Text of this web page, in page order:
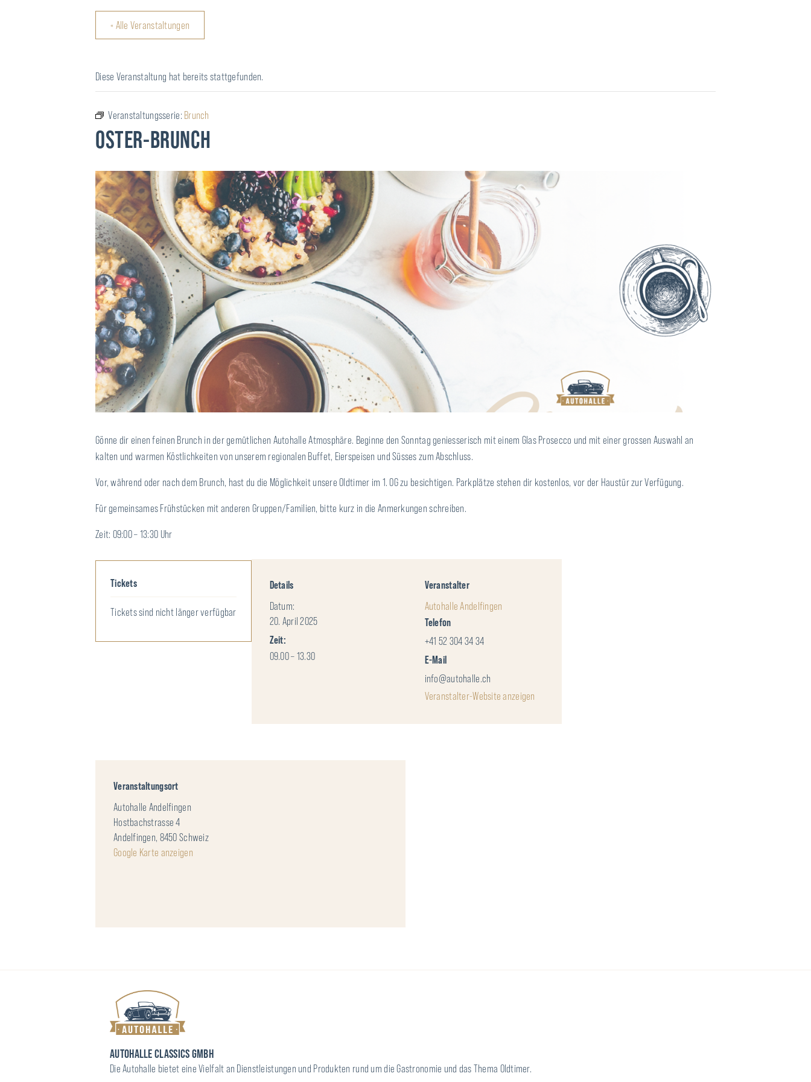
« Alle Veranstaltungen
Diese Veranstaltung hat bereits stattgefunden.
Veranstaltungsserie: Brunch
OSTER-BRUNCH
Gönne dir einen feinen Brunch in der gemütlichen Autohalle Atmosphäre. Beginne den Sonntag geniesserisch mit einem Glas Prosecco und mit einer grossen Auswahl an
kalten und warmen Köstlichkeiten von unserem regionalen Buffet, Eierspeisen und Süsses zum Abschluss.
Vor, während oder nach dem Brunch, hast du die Möglichkeit unsere Oldtimer im 1. OG zu besichtigen. Parkplätze stehen dir kostenlos, vor der Haustür zur Verfügung.
Für gemeinsames Frühstücken mit anderen Gruppen/Familien, bitte kurz in die Anmerkungen schreiben.
Zeit: 09:00 – 13:30 Uhr
Details
Datum:
20. April 2025
Zeit:
09.00 – 13.30
Veranstalter
Autohalle Andelfingen
Telefon
+41 52 304 34 34
E-Mail
info@autohalle.ch
Veranstalter-Website anzeigen
Veranstaltungsort
Autohalle Andelfingen
Hostbachstrasse 4
Andelfingen, 8450Schweiz
Google Karte anzeigen
Tickets
Tickets sind nicht länger verfügbar
AUTOHALLE CLASSICS GMBH
Die Autohalle bietet eine Vielfalt an Dienstleistungen und Produkten rund um die Gastronomie und das Thema Oldtimer.